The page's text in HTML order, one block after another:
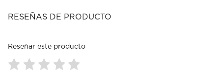
RESEÑAS DE PRODUCTO
Reseñar este producto